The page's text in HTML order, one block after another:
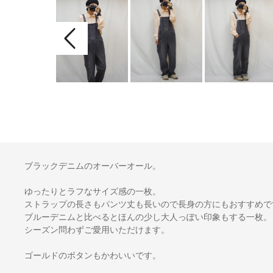
ブラックデニムのオーバーオール。
ゆったりとラフなサイズ感の一枚。
ストラップの長さもパンツ丈も長いので長身の方にもおすすめ
ブルーデニムと比べるとほんの少し大人っぽい印象もする一枚。
シーズン問わずご愛用いただけます。
ゴールドのボタンもかわいいです。